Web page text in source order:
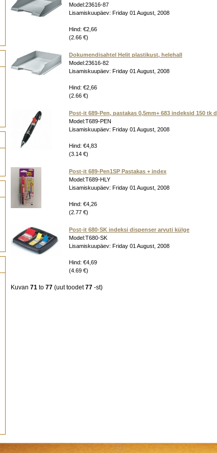
Model:23616-87
Lisamiskuupäev: Friday 01 August, 2008
Hind: €2,66
(2.66 €)
Dokumendisahtel Helit plastikust, helehall
Model:23616-82
Lisamiskuupäev: Friday 01 August, 2008
Hind: €2,66
(2.66 €)
Post-it 689-Pen, pastakas 0,5mm+ 683 indeksid 150 tk d
Model:T689-PEN
Lisamiskuupäev: Friday 01 August, 2008
Hind: €4,83
(3.14 €)
Post-it 689-Pen1SP Pastakas + index
Model:T689-HLY
Lisamiskuupäev: Friday 01 August, 2008
Hind: €4,26
(2.77 €)
Post-it 680-SK indeksi dispenser arvuti külge
Model:T680-SK
Lisamiskuupäev: Friday 01 August, 2008
Hind: €4,69
(4.69 €)
Kuvan 71 to 77 (uut toodet77 -st)